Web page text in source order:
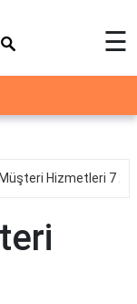
☰
Hizmetleri 7 24